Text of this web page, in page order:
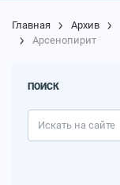
Главная Архив
Арсенопирит
ПОИСК